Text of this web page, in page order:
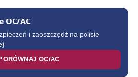
OC/AC
i zaoszczędź na polisie
PORÓWNAJ OC/AC